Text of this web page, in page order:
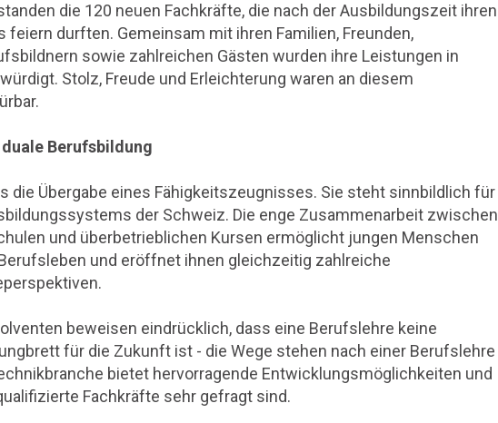
die 120 neuen Fachkräfte, die nach der Ausbildungszeit ihren
durften. Gemeinsam mit ihren Familien, Freunden,
sowie zahlreichen Gästen wurden ihre Leistungen in
Stolz, Freude und Erleichterung waren an diesem
Berufsbildung
die Übergabe eines Fähigkeitszeugnisses. Sie steht sinnbildlich für
der Schweiz. Die enge Zusammenarbeit zwischen
und überbetrieblichen Kursen ermöglicht jungen Menschen
und eröffnet ihnen gleichzeitig zahlreiche
beweisen eindrücklich, dass eine Berufslehre keine
für die Zukunft ist - die Wege stehen nach einer Berufslehre
bietet hervorragende Entwicklungsmöglichkeiten und
Fachkräfte sehr gefragt sind.